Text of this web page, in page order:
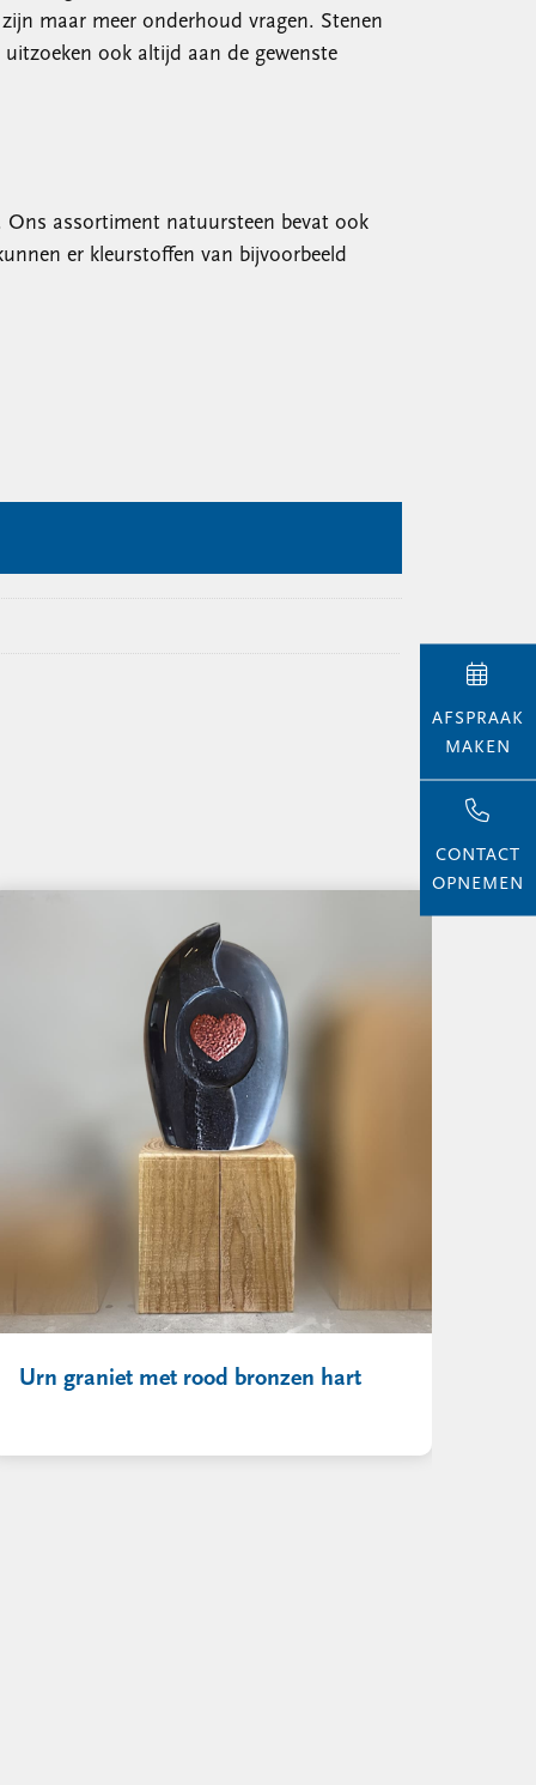
maar meer onderhoud vragen. Stenen
ook altijd aan de gewenste
Ons assortiment natuursteen bevat ook
er kleurstoffen van bijvoorbeeld
Urn graniet met rood bronzen hart
AFSPRAAK
MAKEN
CONTACT
OPNEMEN